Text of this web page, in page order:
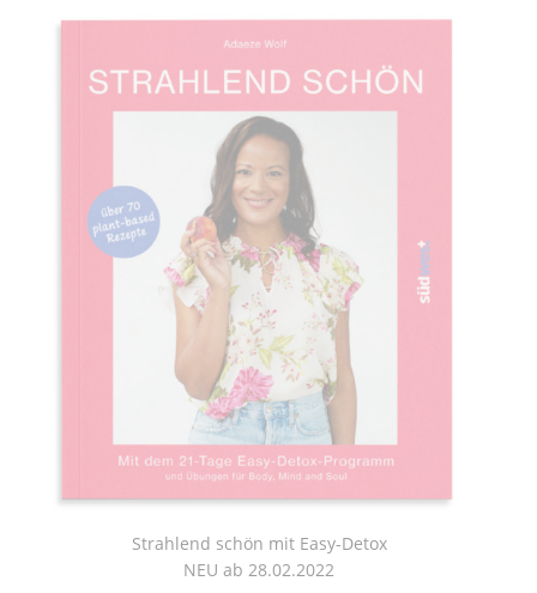
Strahlend schön mit Easy-Detox
NEU ab 28.02.2022